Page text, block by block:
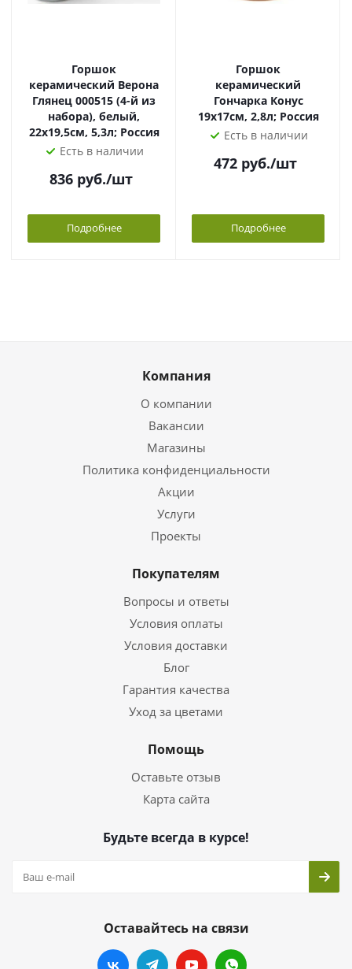
Горшок
керамический Верона
Глянец 000515 (4-й из
набора), белый,
22х19,5см, 5,3л; Россия
Есть в наличии
836 руб./шт
Подробнее
Горшок
керамический
Гончарка Конус
19х17см, 2,8л; Россия
Есть в наличии
472 руб./шт
Подробнее
Компания
О компании
Вакансии
Магазины
Политика конфиденциальности
Акции
Услуги
Проекты
Покупателям
Вопросы и ответы
Условия оплаты
Условия доставки
Блог
Гарантия качества
Уход за цветами
Помощь
Оставьте отзыв
Карта сайта
Будьте всегда в курсе!
Оставайтесь на связи